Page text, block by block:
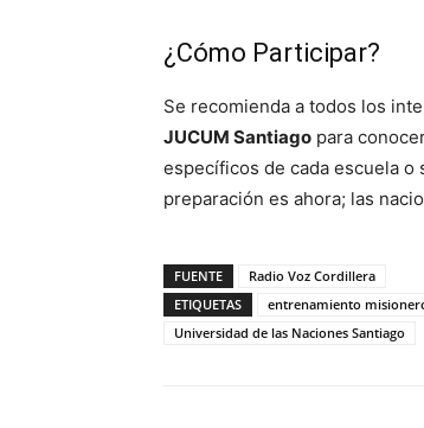
¿Cómo Participar?
Se recomienda a todos los
JUCUM Santiago para
específicos de cada escuela
preparación es ahora; las
FUENTE
Radio Voz Cordillera
ETIQUETAS
entrenamiento
Universidad de las Naciones Santiago